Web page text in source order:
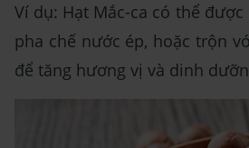
Ví dụ: Hạt Mắc-ca có thể
pha chế nước ép, hoặc trộn
để tăng hương vị và dinh